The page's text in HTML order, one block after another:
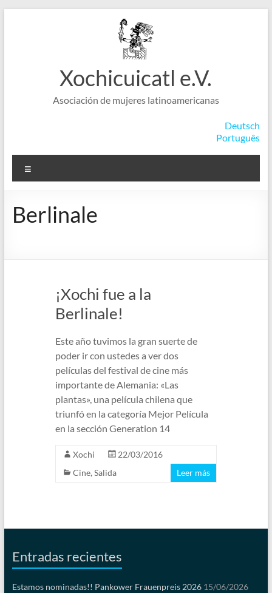
Xochicuicatl e.V.
Asociación de mujeres latinoamericanas
Deutsch
Português
Berlinale
¡Xochi fue a la
Berlinale!
Este año tuvimos la gran suerte de
poder ir con ustedes a ver dos
películas del festival de cine más
importante de Alemania: «Las
plantas», una película chilena que
triunfó en la categoría Mejor Película
en la sección Generation 14
Xochi
22/03/2016
Cine,Salida Leer más
Entradas recientes
Estamos nominadas!! Pankower Frauenpreis 2026 15/06/2026